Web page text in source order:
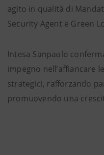
agito in qualità di
Security Agent e Green
Intesa Sanpaolo
impegno nell’affiancare
strategici, rafforzando
promuovendo una